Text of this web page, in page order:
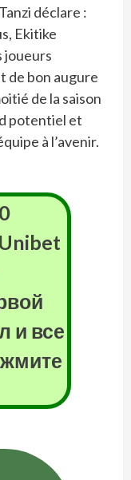
déclare :
Ekitike
joueurs
de bon augure
de la saison
potentiel et
à l’avenir.
и все